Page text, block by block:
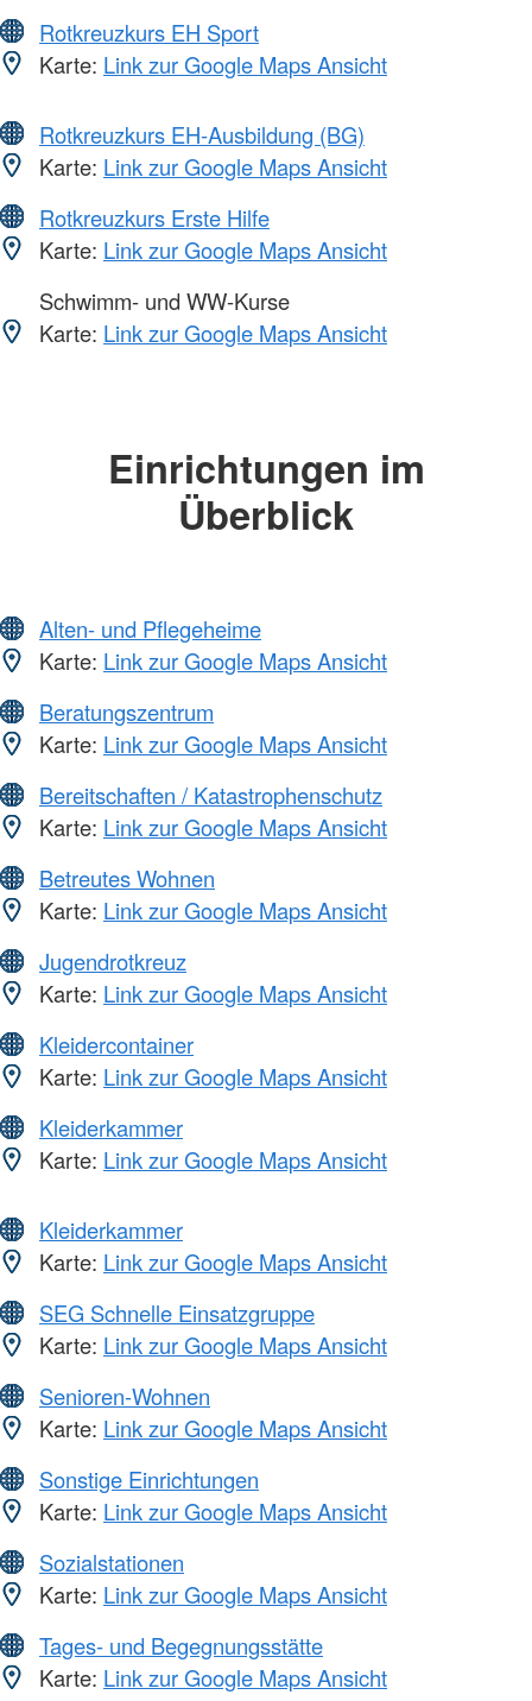
Rotkreuzkurs EH Sport
Karte: Link zur Google Maps Ansicht
Rotkreuzkurs EH-Ausbildung (BG)
Karte: Link zur Google Maps Ansicht
Rotkreuzkurs Erste Hilfe
Karte: Link zur Google Maps Ansicht
Schwimm- und WW-Kurse
Karte: Link zur Google Maps Ansicht
Einrichtungen im
Überblick
Alten- und Pflegeheime
Karte: Link zur Google Maps Ansicht
Beratungszentrum
Karte: Link zur Google Maps Ansicht
Bereitschaften / Katastrophenschutz
Karte: Link zur Google Maps Ansicht
Betreutes Wohnen
Karte: Link zur Google Maps Ansicht
Jugendrotkreuz
Karte: Link zur Google Maps Ansicht
Kleidercontainer
Karte: Link zur Google Maps Ansicht
Kleiderkammer
Karte: Link zur Google Maps Ansicht
Kleiderkammer
Karte: Link zur Google Maps Ansicht
SEG Schnelle Einsatzgruppe
Karte: Link zur Google Maps Ansicht
Senioren-Wohnen
Karte: Link zur Google Maps Ansicht
Sonstige Einrichtungen
Karte: Link zur Google Maps Ansicht
Sozialstationen
Karte: Link zur Google Maps Ansicht
Tages- und Begegnungsstätte
Karte: Link zur Google Maps Ansicht